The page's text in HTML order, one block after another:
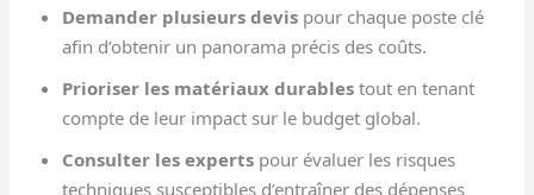
Demander plusieurs devis pour chaque poste clé
afin d’obtenir un panorama précis des coûts.
Prioriser les matériaux durables tout en tenant
compte de leur impact sur le budget global.
Consulter les experts pour évaluer les risques
techniques susceptibles d’entraîner des dépenses